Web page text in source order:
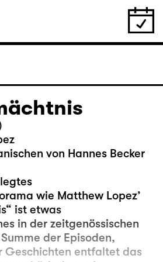
von Hannes Becker
wie Matthew Lopez’
ist etwas
in der zeitgenössischen
der Episoden,
Geschichten entfaltet das